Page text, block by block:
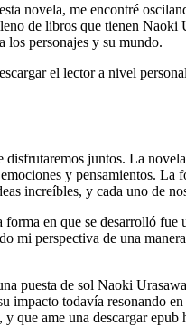
novela, me encontré
de libros que tienen Naoki
los personajes y su mundo.
el lector a nivel
disfrutaremos juntos. La
y pensamientos.
increíbles, y cada uno de
en que se desarrolló
mi perspectiva de una
puesta de sol Naoki
impacto todavía resonando
que ame una descargar